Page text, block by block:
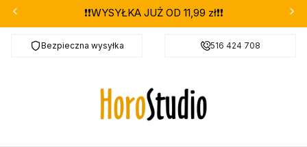
❗❗WYSYŁKA JUŻ OD 11,99 zł❗❗
Bezpieczna wysyłka Darmowa dostawa od 299 zł
516 424 708